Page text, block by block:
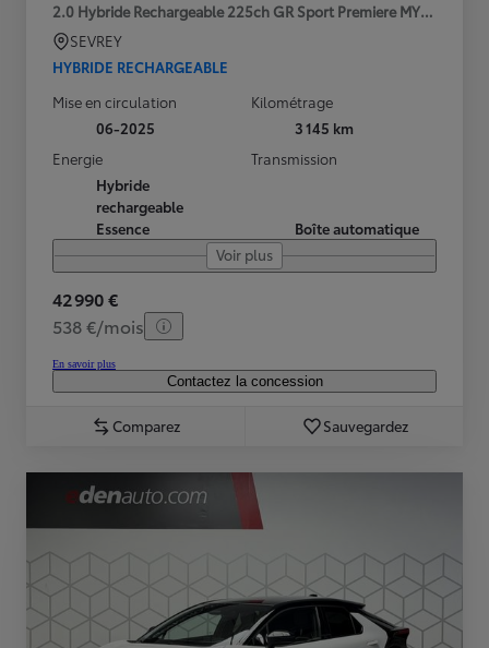
2.0 Hybride Rechargeable 225ch GR Sport Premiere MY25
SEVREY
HYBRIDE RECHARGEABLE
Mise en circulation
06-2025
Kilométrage
3 145 km
Energie
Hybride
rechargeable
Essence
Transmission
Boîte automatique
Voir plus
42 990 €
538 €/mois
En savoir plus
Contactez la concession
Comparez Sauvegardez